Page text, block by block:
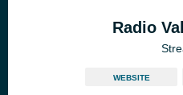
Radio
WEBSITE